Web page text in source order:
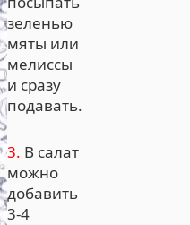
зеленью
мяты или
мелиссы
и сразу
подавать.
3. В салат
можно
добавить
3-4